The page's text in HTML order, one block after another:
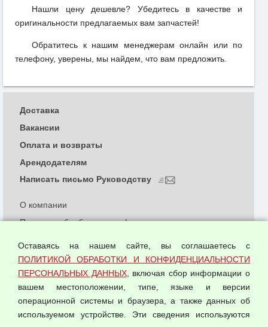
Нашли цену дешевле? Убедитесь в качестве и
оригинальности предлагаемых вам запчастей!
Обратитесь к нашим менеджерам онлайн или по
телефону, уверены, мы найдем, что вам предложить.
О компании
Политика обработки и конфиденциальности
Согласием на обработку персональных данных
Оферта оптовой купли-продажи
Публичная оферта
Доставка
Вакансии
Оплата и возвраты
Арендодателям
Написать письмо Руководству
Оставаясь на нашем сайте, вы соглашаетесь с
ПОЛИТИКОЙ ОБРАБОТКИ И КОНФИДЕНЦИАЛЬНОСТИ
ПЕРСОНАЛЬНЫХ ДАННЫХ, включая сбор информации о
вашем местоположении, типе, языке и версии
операционной системы и браузера, а также данных об
используемом устройстве. Эти сведения используются